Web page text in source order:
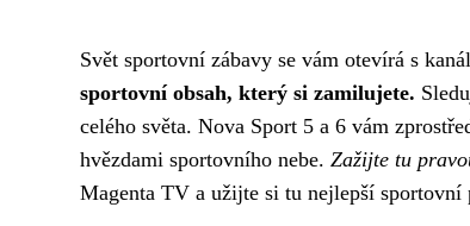
Svět sportovní zábavy se vám otevírá s
sportovní obsah, který si zamilujete.
celého světa. Nova Sport 5 a 6 vám
hvězdami sportovního nebe. Zažijte tu
Magenta TV a užijte si tu nejlepší sportovní